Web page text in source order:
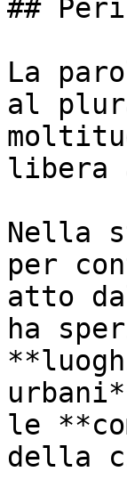
##
La
al
libera
Nella
per
atto
ha
le
della